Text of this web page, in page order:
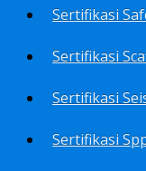
Sertifikasi
Sertifikasi
Sertifikasi
Sertifikasi